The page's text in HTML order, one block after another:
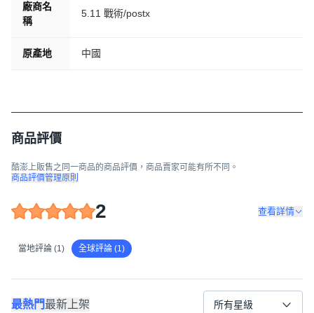
廠商名
稱
5.11 戰術/postx
原產地 中國
商品評價
酷澎上販售之同一商品的商品評價，商品賣家可能有所不同。
商品評價管理原則
2 查看詳情
當地評論 (1) 全球評論 (1)
最熱門最新上架 所有星級